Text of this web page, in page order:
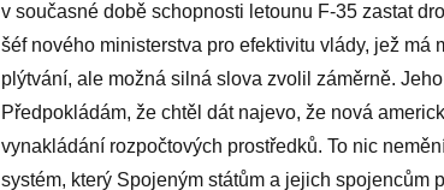
v současné době schopnosti letounu F-35 zastat
šéf nového ministerstva pro efektivitu vlády, jež má
plýtvání, ale možná silná slova zvolil záměrně.
Předpokládám, že chtěl dát najevo, že nová
vynakládání rozpočtových prostředků. To nic
systém, který Spojeným státům a jejich spojencům